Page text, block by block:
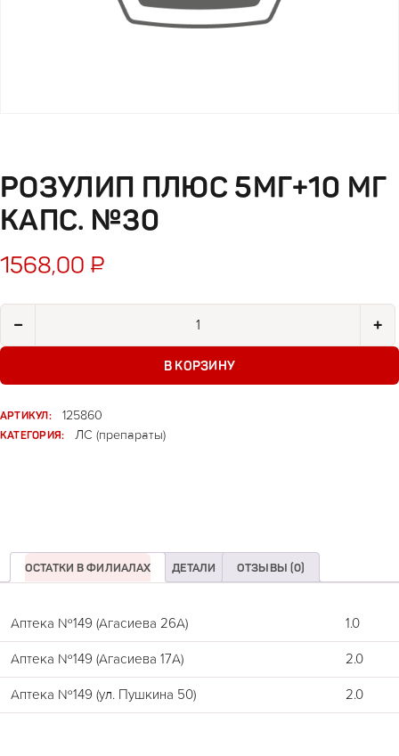
РОЗУЛИП ПЛЮС 5МГ+10 МГ
КАПС. №30
1568,00 ₽
− +
В КОРЗИНУ
АРТИКУЛ:
125860
КАТЕГОРИЯ:
ЛС (препараты)
ОСТАТКИ В ФИЛИАЛАХ ДЕТАЛИ ОТЗЫВЫ (0)
Аптека №149 (Агасиева 26А) 1.0
Аптека №149 (Агасиева 17А) 2.0
Аптека №149 (ул. Пушкина 50) 2.0